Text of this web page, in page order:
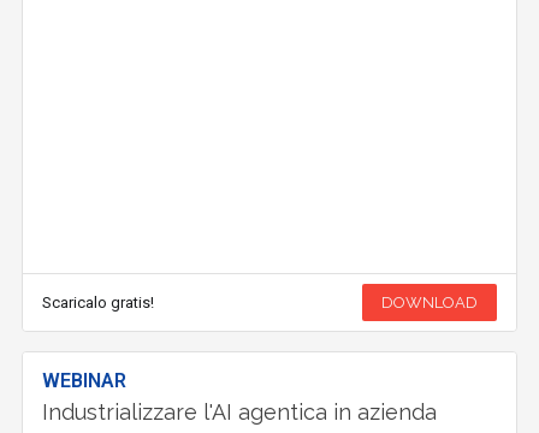
Scaricalo gratis! DOWNLOAD
WEBINAR
Industrializzare l'AI agentica in azienda